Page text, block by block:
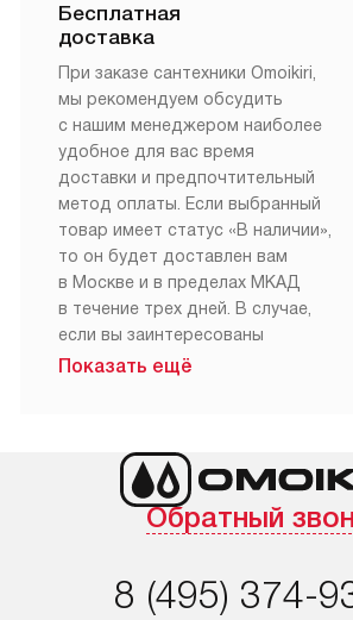
Бесплатная
доставка
При заказе сантехники Omoikiri,
мы рекомендуем обсудить
с нашим менеджером наиболее
удобное для вас время
доставки и предпочтительный
метод оплаты. Если выбранный
товар имеет статус «В наличии»,
то он будет доставлен вам
в Москве и в пределах МКАД
в течение трех дней. В случае,
если вы заинтересованы
в товаре, который доступен
менеджером на сайте. Товары
с особым лейблом
доставляются бесплатно
аксессуаров не предусмотрена.
Показать ещё
Обратный
8 (495) 374-